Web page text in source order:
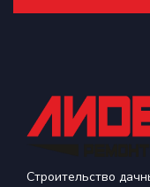
Строительство